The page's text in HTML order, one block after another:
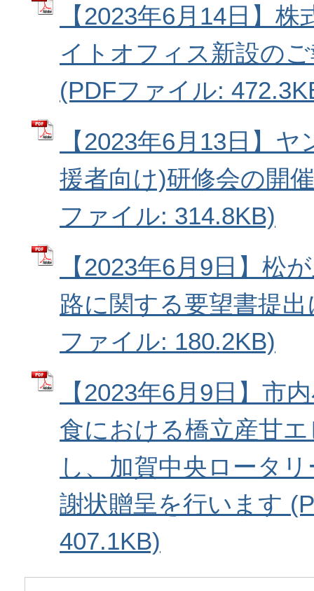
【2023年6月14日】
イトオフィス新設の
(PDFファイル:
【2023年6月13日】
援者向け)研修会の開
ファイル: 314.8KB)
【2023年6月9日】松
路に関する要望書提
ファイル: 180.2KB)
【2023年6月9日】市
食における橋立産甘
し、加賀中央ロータ
謝状贈呈を行います
407.1KB)